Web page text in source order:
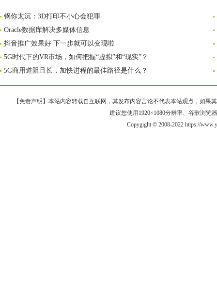
锅你太沉：3D打印不小心会犯罪
Oracle数据库解决多媒体信息
抖音推广效果好 下一步就可以变现啦
5G时代下的VR市场，如何把握“虚拟”和“现实”？
5G商用道阻且长，加快进程的最佳路径是什么？
【免责声明】本站内容转载自互联网，其发布内容言论不代表本站观点，如果
建议您使用1920×1080分辨率、谷歌浏览
Copygight © 2008-2022 https://